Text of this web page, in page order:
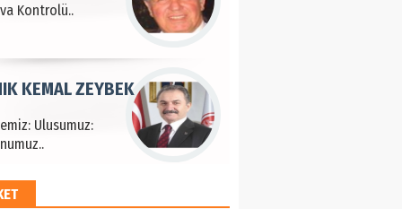
Kontrolü..
Ulusumuz:
KEMAL ZEYBEK
HAYRİ PEKER